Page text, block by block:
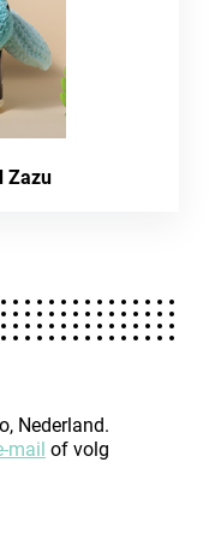
Zazu
Nederland.
mail of volg